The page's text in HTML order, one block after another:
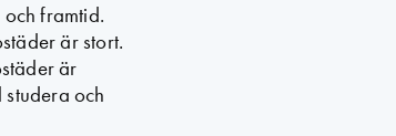
framtid.
är stort.
är
och